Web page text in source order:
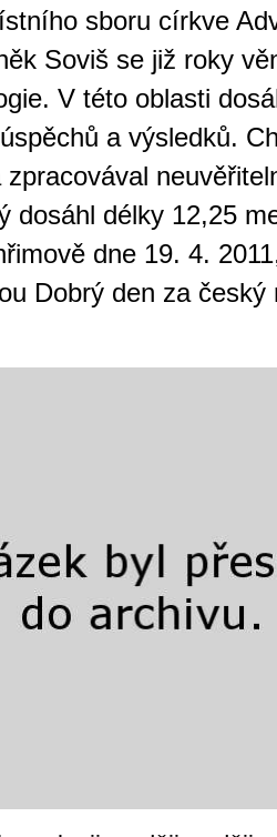
sboru církve
Soviš se již roky
V této oblasti
a výsledků.
dosáhl délky 12,25
dne 19. 4.
Dobrý den za
Brno je
zajímavé
restaurace,
místem, kde si
hry. V
širokou nabídku her
jak pro pravidelné
V...